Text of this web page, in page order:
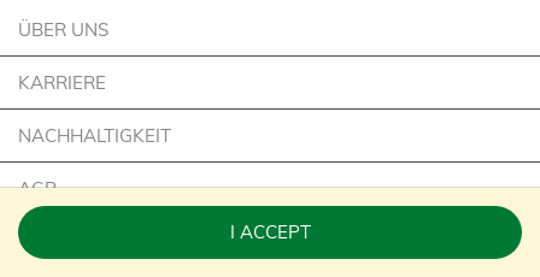
I ACCEPT
ÜBER UNS
KARRIERE
NACHHALTIGKEIT
AGB
IMPRESSUM